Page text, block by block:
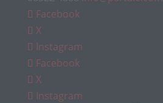
Facebook
X
Instagram
Facebook
X
Instagram